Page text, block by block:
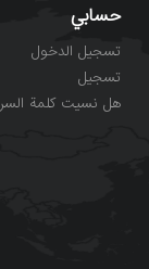
حسابي
تسجيل الدخول
تسجيل
هل نسيت كلمة السر